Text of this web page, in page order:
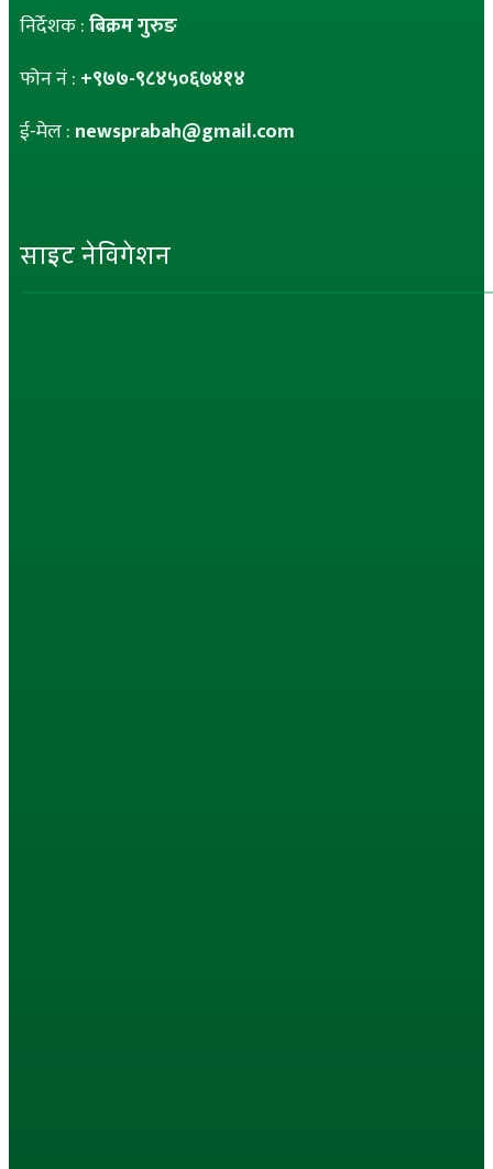
निर्देशक :बिक्रम गुरुङ
फोन नं : +९७७-९८४५०६७४१४
ई-मेल : newsprabah@gmail.com
साइट नेविगेशन